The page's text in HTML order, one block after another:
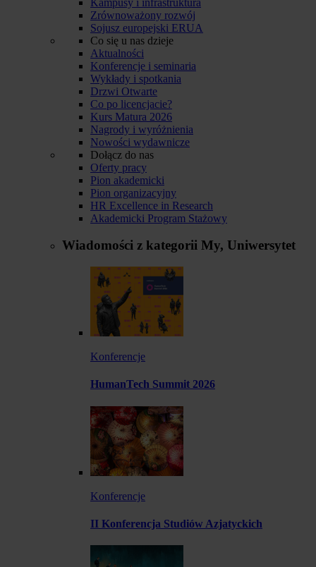
Zrównoważony rozwój
Sojusz europejski ERUA
Co się u nas dzieje
Aktualności
Konferencje i seminaria
Wykłady i spotkania
Drzwi Otwarte
Co po licencjacie?
Kurs Matura 2026
Nagrody i wyróżnienia
Nowości wydawnicze
Dołącz do nas
Oferty pracy
Pion akademicki
Pion organizacyjny
HR Excellence in Research
Akademicki Program Stażowy
Wiadomości z kategorii My, Uniwersytet
Konferencje
HumanTech Summit 2026
Konferencje
II Konferencja Studiów Azjatyckich